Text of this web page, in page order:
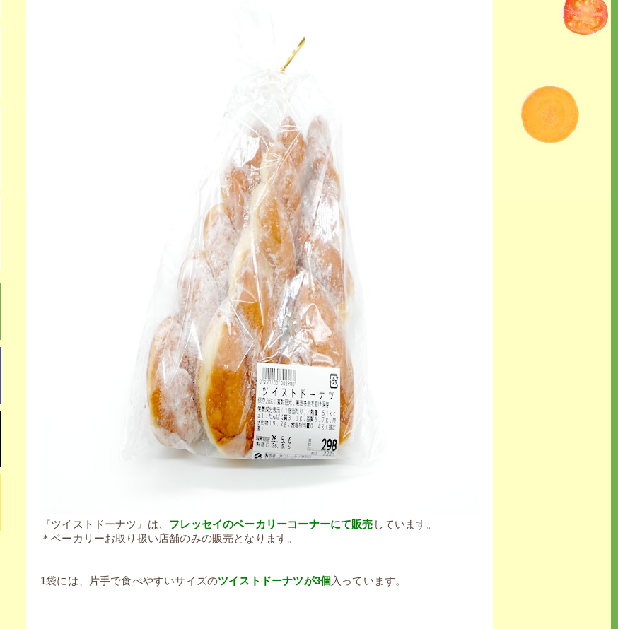
『ツイストドーナツ』は、 フレッセイのベーカリーコーナーにて販売 しています。
＊ベーカリーお取り扱い店舗のみの販売となります。
1袋には、片手で食べやすいサイズのツイストドーナツが3個 入っています。